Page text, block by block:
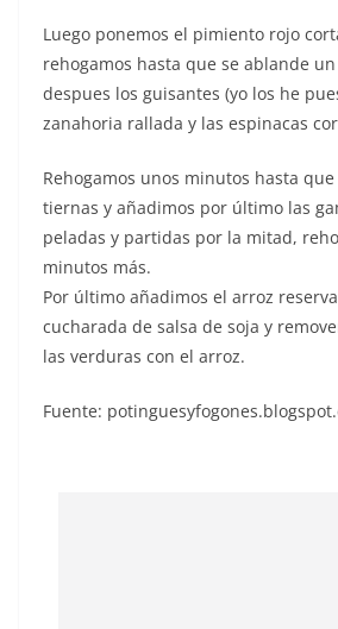
Luego ponemos el pimiento rojo
rehogamos hasta que se ablande
despues los guisantes (yo los he
zanahoria rallada y las espinacas
Rehogamos unos minutos hasta
tiernas y añadimos por último las
peladas y partidas por la mitad,
minutos más.
Por último añadimos el arroz
cucharada de salsa de soja y
las verduras con el arroz.
Fuente: